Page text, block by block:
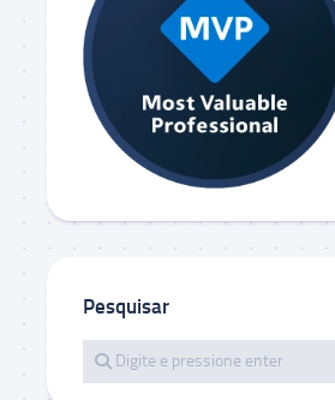
Pesquisar